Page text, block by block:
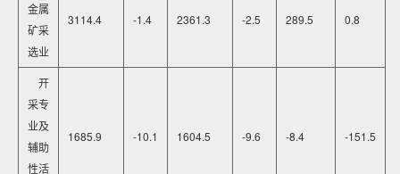
金属
矿采
选业
3114.4 -1.4 2361.3 -2.5 289.5 0.8
开
采专
业及
辅助
性活
1685.9 -10.1 1604.5 -9.6 -8.4 -151.5